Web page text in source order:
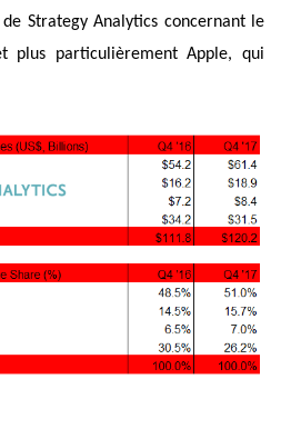
Strategy Analytics concernant le
plus particulièrement Apple, qui